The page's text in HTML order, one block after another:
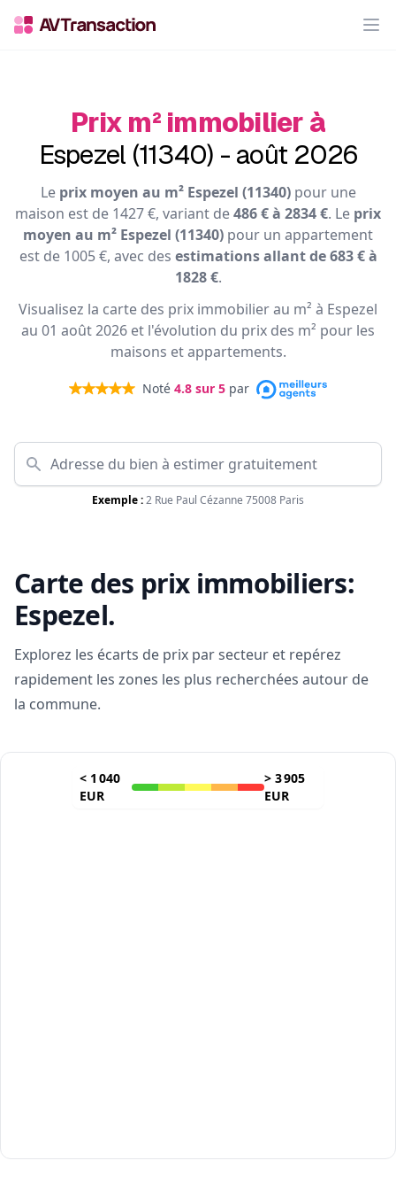
Prix m² immobilier à
Espezel (11340) - août 2026
Le prix moyen au m² Espezel (11340)pour une
maison est de 1427 €, variant de486 € à 2834 €. Le prix
moyen au m² Espezel (11340) pour un appartement
est de 1005 €, avec des estimations allant de 683 € à
1828 €.
Visualisez la carte des prix immobilier au m² à Espezel
au 01 août 2026 et l'évolution du prix des m² pour les
maisons et appartements.
Noté 4.8 sur 5 par
Exemple :2 Rue Paul Cézanne 75008 Paris
Carte des prix immobiliers:
Espezel.
Explorez les écarts de prix par secteur et repérez
rapidement les zones les plus recherchées autour de
la commune.
< 1 040
EUR
> 3 905
EUR